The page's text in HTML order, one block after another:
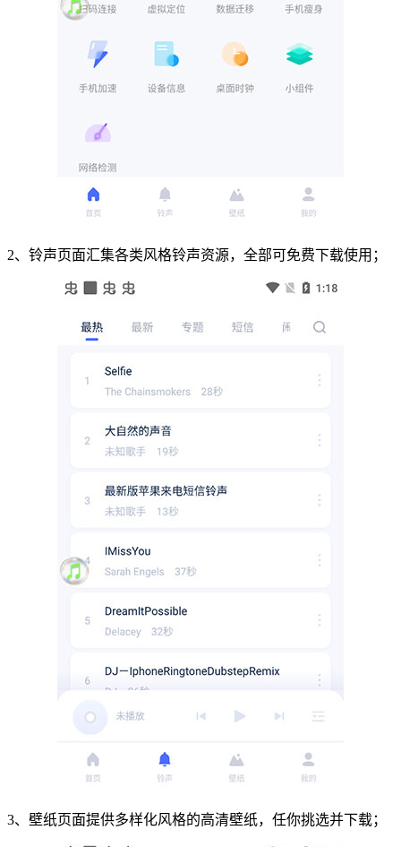
2、铃声页面汇集各类风格铃声资源，全部可免费下载使用；
3、壁纸页面提供多样化风格的高清壁纸，任你挑选并下载；